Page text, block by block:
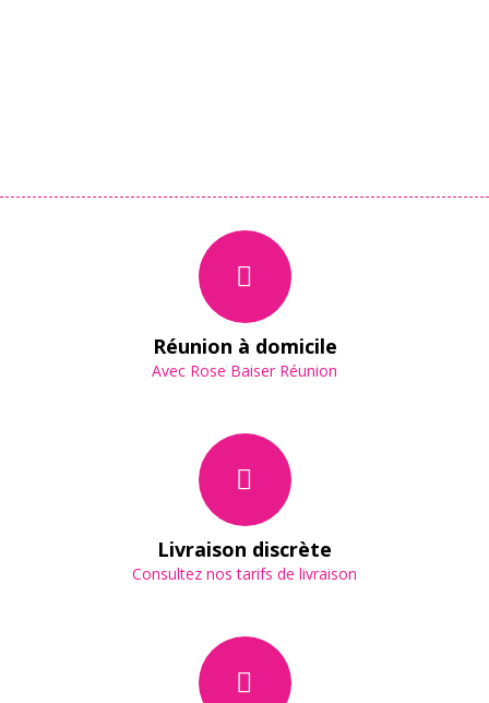
Réunion à domicile
Avec Rose Baiser Réunion
Livraison discrète
Consultez nos tarifs de livraison